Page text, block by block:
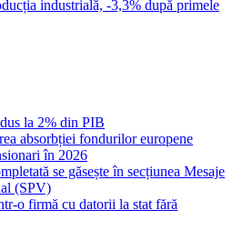
industrială, -3,3% după primele
la 2% din PIB
absorbției fondurilor europene
în 2026
se găsește în secțiunea Mesaje
(SPV)
o firmă cu datorii la stat fără